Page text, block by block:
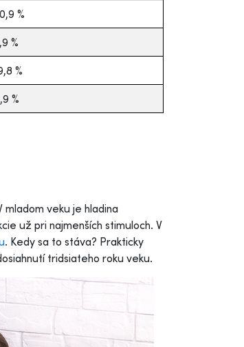
%
%
%
%
veku je hladina
už pri najmenších stimuloch. V
. Kedy sa to stáva? Prakticky
tridsiateho roku veku.